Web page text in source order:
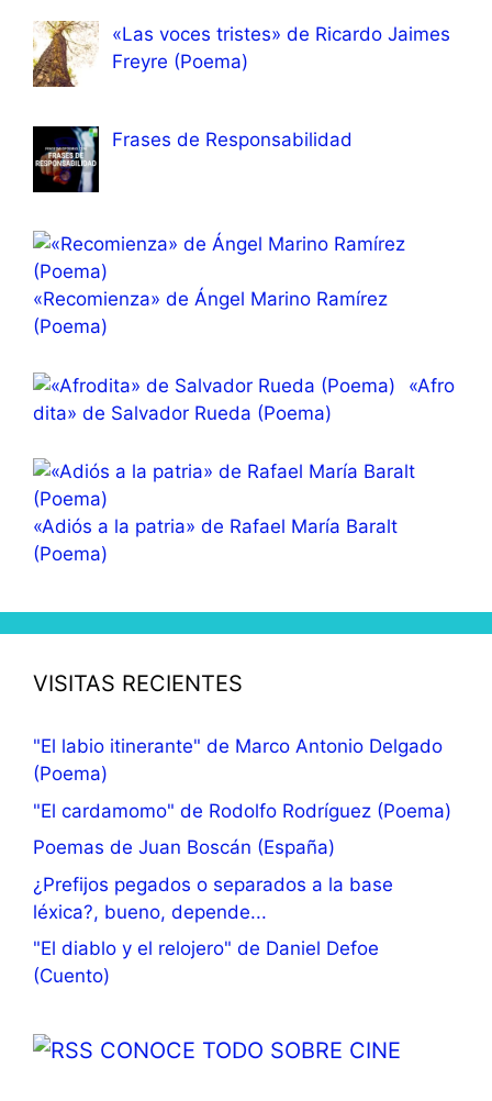
«Las voces tristes» de Ricardo Jaimes
Freyre (Poema)
Frases de Responsabilidad
«Recomienza» de Ángel Marino Ramírez
(Poema)
«Afro
dita» de Salvador Rueda (Poema)
«Adiós a la patria» de Rafael María Baralt
(Poema)
VISITAS RECIENTES
"El labio itinerante" de Marco Antonio Delgado
(Poema)
"El cardamomo" de Rodolfo Rodríguez (Poema)
Poemas de Juan Boscán (España)
¿Prefijos pegados o separados a la base
léxica?, bueno, depende...
"El diablo y el relojero" de Daniel Defoe
(Cuento)
CONOCE TODO SOBRE CINE